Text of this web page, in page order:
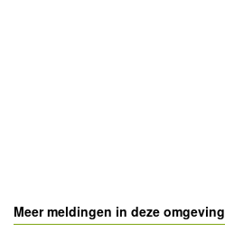
Meer meldingen in deze omgeving